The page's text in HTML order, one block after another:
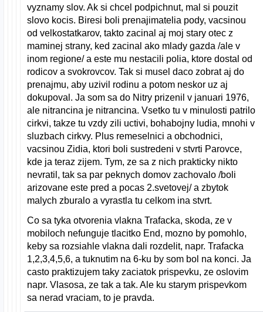
vyznamy slov. Ak si chcel podpichnut, mal si pouzit
slovo kocis. Biresi boli prenajimatelia pody, vacsinou
od velkostatkarov, takto zacinal aj moj stary otec z
maminej strany, ked zacinal ako mlady gazda /ale v
inom regione/ a este mu nestacili polia, ktore dostal od
rodicov a svokrovcov. Tak si musel daco zobrat aj do
prenajmu, aby uzivil rodinu a potom neskor uz aj
dokupoval. Ja som sa do Nitry prizenil v januari 1976,
ale nitrancina je nitrancina. Vsetko tu v minulosti patrilo
cirkvi, takze tu vzdy zili uctivi, bohabojny ludia, mnohi v
sluzbach cirkvy. Plus remeselnici a obchodnici,
vacsinou Zidia, ktori boli sustredeni v stvrti Parovce,
kde ja teraz zijem. Tym, ze sa z nich prakticky nikto
nevratil, tak sa par peknych domov zachovalo /boli
arizovane este pred a pocas 2.svetovej/ a zbytok
malych zburalo a vyrastla tu celkom ina stvrt.
Co sa tyka otvorenia vlakna Trafacka, skoda, ze v
mobiloch nefunguje tlacitko End, mozno by pomohlo,
keby sa rozsiahle vlakna dali rozdelit, napr. Trafacka
1,2,3,4,5,6, a tuknutim na 6-ku by som bol na konci. Ja
casto praktizujem taky zaciatok prispevku, ze oslovim
napr. Vlasosa, ze tak a tak. Ale ku starym prispevkom
sa nerad vraciam, to je pravda.